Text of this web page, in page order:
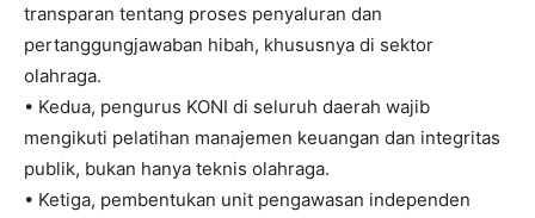
transparan tentang proses penyaluran dan
pertanggungjawaban hibah, khususnya di sektor
olahraga.
• Kedua, pengurus KONI di seluruh daerah wajib
mengikuti pelatihan manajemen keuangan dan integritas
publik, bukan hanya teknis olahraga.
• Ketiga, pembentukan unit pengawasan independen